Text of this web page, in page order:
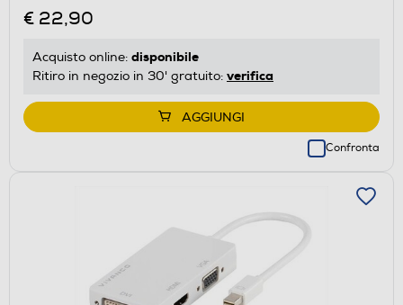
€ 22,90
Acquisto online: disponibile
Ritiro in negozio in 30' gratuito: verifica
AGGIUNGI
Confronta